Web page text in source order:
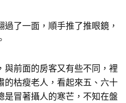
了一面，順手推了推眼鏡，
前面的房客又有些不同，裡
的枯瘦老人，看起來五、六十
是冒著攝人的寒芒，不知在盤